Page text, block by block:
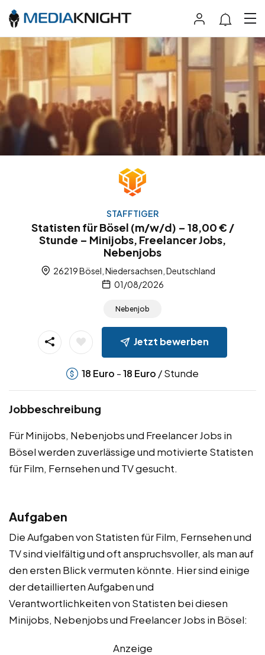
STAFFTIGER
Statisten für Bösel (m/w/d) – 18,00 € /
Stunde – Minijobs, Freelancer Jobs,
Nebenjobs
26219 Bösel, Niedersachsen, Deutschland
01/08/2026
Nebenjob
Jetzt bewerben
18 Euro -18 Euro / Stunde
Jobbeschreibung
Für Minijobs, Nebenjobs und Freelancer Jobs in
Bösel werden zuverlässige und motivierte Statisten
für Film, Fernsehen und TV gesucht.
Aufgaben
Die Aufgaben von Statisten für Film, Fernsehen und
TV sind vielfältig und oft anspruchsvoller, als man auf
den ersten Blick vermuten könnte. Hier sind einige
der detaillierten Aufgaben und
Verantwortlichkeiten von Statisten bei diesen
Minijobs, Nebenjobs und Freelancer Jobs in Bösel:
Anzeige